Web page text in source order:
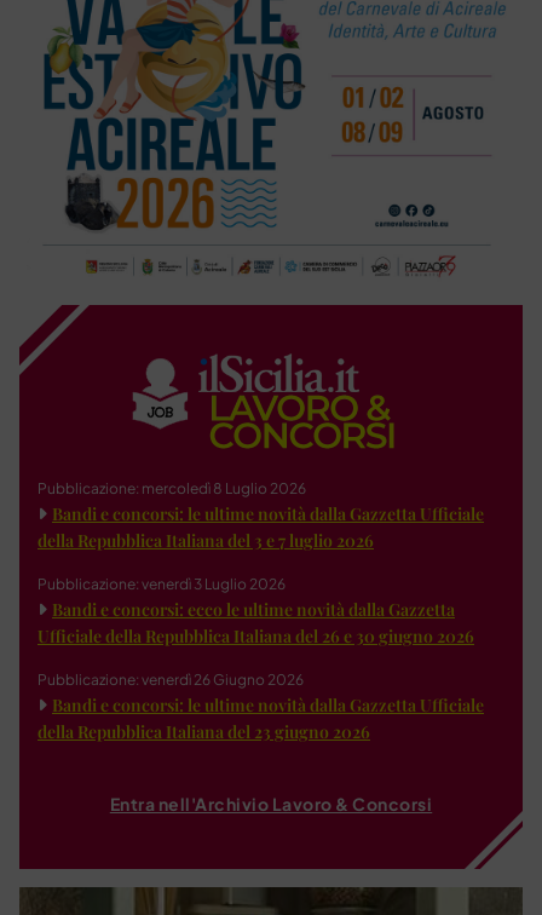
Pubblicazione: mercoledì 8 Luglio 2026
Bandi e concorsi: le ultime novità dalla Gazzetta Ufficiale
della Repubblica Italiana del 3 e 7 luglio 2026
Pubblicazione: venerdì 3 Luglio 2026
Bandi e concorsi: ecco le ultime novità dalla Gazzetta
Ufficiale della Repubblica Italiana del 26 e 30 giugno 2026
Pubblicazione: venerdì 26 Giugno 2026
Bandi e concorsi: le ultime novità dalla Gazzetta Ufficiale
della Repubblica Italiana del 23 giugno 2026
Entra nell'Archivio Lavoro & Concorsi